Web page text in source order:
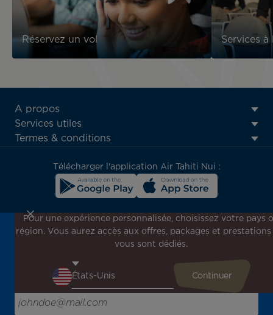
Réservez un vol Services à
ATN:
Footer
menu
A propos
Services utiles
Termes & conditions
Télécharger l'application Air Tahiti Nui :
Inscrivez-vous à notre newsletter !
Recevez en avant-première toutes nos offres spéciales et
l'inspiration pour votre prochain voyage !
Saisissez votre adresse e-mail ici
Pour une expérience personnalisée, choisissez votre pays
région. Vous aurez accès aux offres, packages et prestations
vous sont dédiés.